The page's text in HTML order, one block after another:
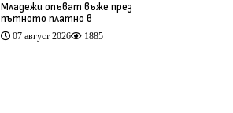
Младежи опъват въже през
пътното платно в
столичния квартал „Обеля“
(видео)
07 август 2026 1885